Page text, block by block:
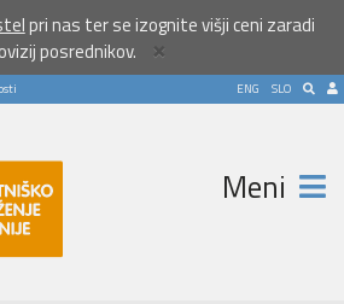
pri nas ter se izognite višji ceni zaradi
posrednikov.
×
SLO
ENG
Meni